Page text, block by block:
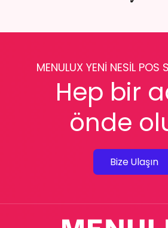
MENULUX YENİ NESİL POS
Hep bir
önde
Bize Ulaşın